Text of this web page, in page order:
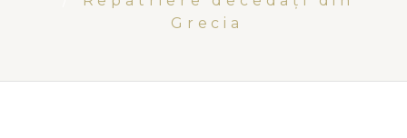
Grecia